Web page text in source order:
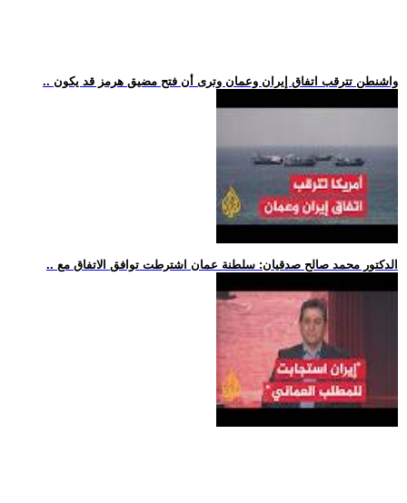
.. واشنطن تترقب اتفاق إيران وعمان وترى أن فتح مضيق هرمز قد يكون
.. الدكتور محمد صالح صدقيان: سلطنة عمان اشترطت توافق الاتفاق مع